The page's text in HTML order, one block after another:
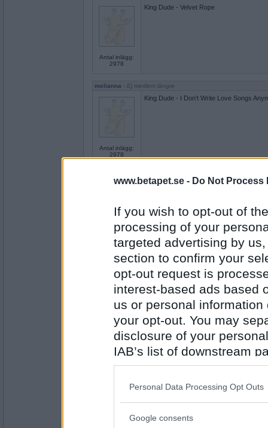
www.betapet.se - Do Not Process
If you wish to opt-out of
processing of your
targeted advertising by
section to confirm your
opt-out request is
interest-based ads based
us or personal
your opt-out. You may
disclosure of your
IAB’s list of downstream
also be disclosed by us
Downstream Participants
Please note that this
Personal Data Processing Opt Outs
Google consents
Antal inlägg:
2978
King Dude - Velvet Rope
melianna - Ej medlem längre
Antal inlägg:
2978
King Dude - I Don't Write Love Songs
- Ej medlem längre
Antal inlägg:
2978
Antal inlägg:
4652
John Lindberg Trio - This Is What You Get
www.youtube.com/watc...Ik ivutevYY